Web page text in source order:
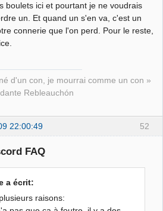
boulets ici et pourtant je ne voudrais
un. Et quand un s'en va, c'est un
connerie que l'on perd. Pour le reste,
d'un con, je mourrai comme un con »
Rebleauchón
52
22:00:49
FAQ
a écrit:
raisons: